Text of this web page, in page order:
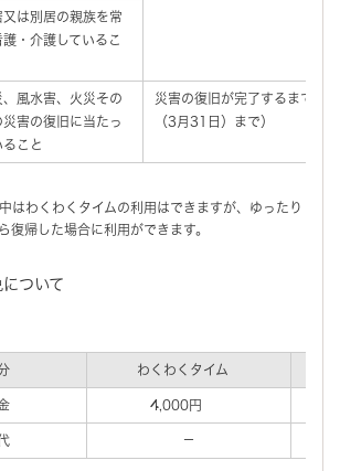
又は別居の親族を常
護・介護しているこ
、風水害、火災その
災害の復旧に当たっ
ること
災害の復旧が完了するまでの
（3月31日）まで）
はわくわくタイムの利用はできますが、ゆったり
復帰した場合に利用ができます。
ついて
分 わくわくタイム
4,000円
－